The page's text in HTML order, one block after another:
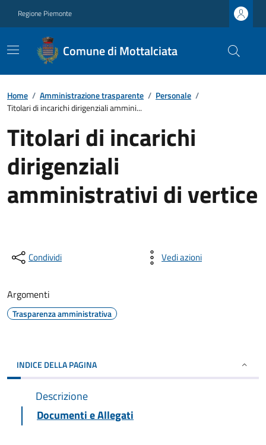
Regione Piemonte
Comune di Mottalciata
Home / Amministrazione trasparente / Personale /
Titolari di incarichi dirigenziali ammini...
Titolari di incarichi
dirigenziali
amministrativi di vertice
Condividi Vedi azioni
Argomenti
Trasparenza amministrativa
INDICE DELLA PAGINA
Descrizione
Documenti e Allegati